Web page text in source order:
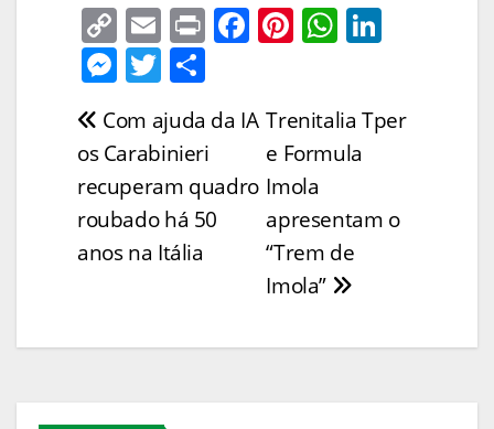
C
o
p
y
Li
n
k
E
m
ai
l
Pr F
e
b
o
o
k
Pi
e
st
W
s
A
p
p
e
M
ss
e
n
g
er
T
w
itt
er
h
ar
e
Navegação
de
Post
Trenitalia Tper
e Formula
Imola
apresentam o
“Trem de
Imola”
Com ajuda da IA
os Carabinieri
recuperam quadro
roubado há 50
anos na Itália